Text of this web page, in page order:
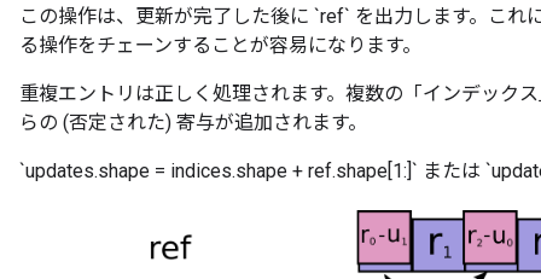
この操作は、更新が完了した後に `ref` を出力します。これ
る操作をチェーンすることが容易になります。
重複エントリは正しく処理されます。複数の「インデック
らの (否定された) 寄与が追加されます。
`updates.shape = indices.shape + ref.shape[1:]` または